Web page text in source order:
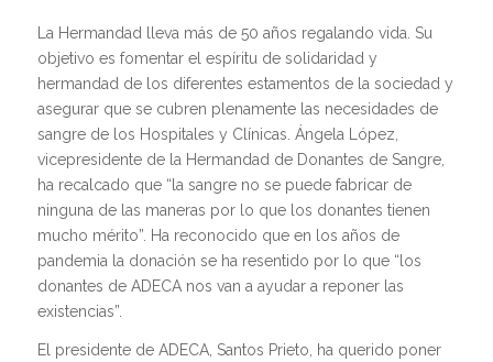
La Hermandad lleva más de 50 años regalando vida. Su
objetivo es fomentar el espíritu de solidaridad y
hermandad de los diferentes estamentos de la sociedad y
asegurar que se cubren plenamente las necesidades de
sangre de los Hospitales y Clínicas. Ángela López,
vicepresidente de la Hermandad de Donantes de Sangre,
ha recalcado que “la sangre no se puede fabricar de
ninguna de las maneras por lo que los donantes tienen
mucho mérito”. Ha reconocido que en los años de
pandemia la donación se ha resentido por lo que “los
donantes de ADECA nos van a ayudar a reponer las
existencias”.
El presidente de ADECA, Santos Prieto, ha querido poner